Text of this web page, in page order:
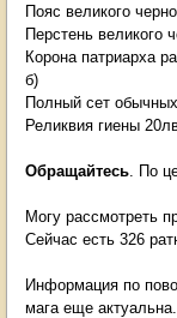
Пояс великого
Перстень великого
Корона патриарха
б)
Полный сет
Реликвия гиены
Обращайтесь. По
Могу рассмотреть
Сейчас есть 326
Информация по
мага еще актуальна.